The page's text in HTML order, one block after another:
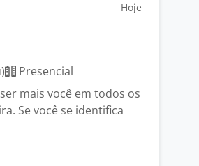
Hoje
Presencial
mais você em todos os
Se você se identifica